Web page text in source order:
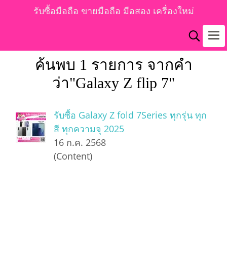
รับซื้อมือถือ ขายมือถือ มือสอง เครื่องใหม่
ค้นพบ 1 รายการ จากคำ
ว่า"Galaxy Z flip 7"
รับซื้อ Galaxy Z fold 7Series ทุกรุ่น ทุก
สี ทุกความจุ 2025
16 ก.ค. 2568
(Content)